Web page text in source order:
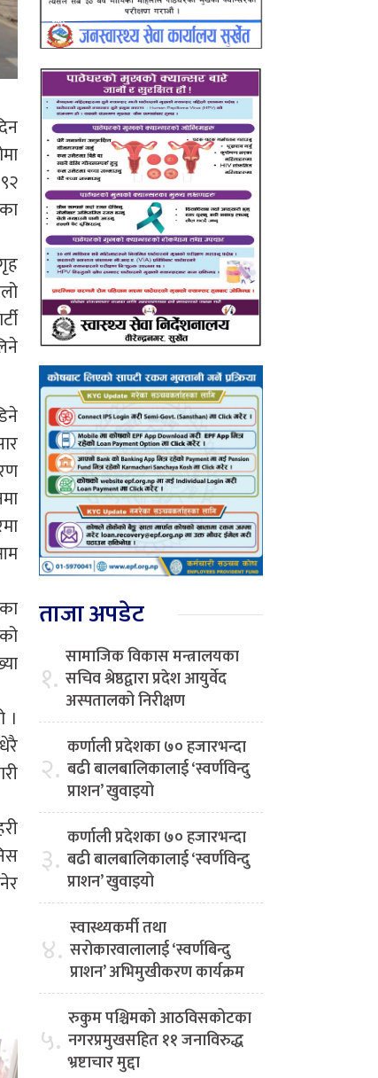
।
ताजा अपडेट
१. सामाजिक विकास मन्त्रालयका
सचिव श्रेष्ठद्वारा प्रदेश आयुर्वेद
अस्पतालको निरीक्षण
२. कर्णाली प्रदेशका ७० हजारभन्दा
बढी बालबालिकालाई ‘स्वर्णविन्दु
प्राशन’ खुवाइयो
३. कर्णाली प्रदेशका ७० हजारभन्दा
बढी बालबालिकालाई ‘स्वर्णविन्दु
प्राशन’ खुवाइयो
४. स्वास्थ्यकर्मी तथा
सरोकारवालालाई ‘स्वर्णबिन्दु
प्राशन’ अभिमुखीकरण कार्यक्रम
५. रुकुम पश्चिमको आठविसकोटका
नगरप्रमुखसहित ११ जनाविरुद्ध
भ्रष्टाचार मुद्दा